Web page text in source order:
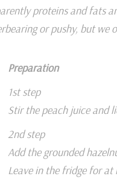
proteins and fats
or pushy, but
Preparation
1st step
Stir the peach juice and
2nd step
Add the grounded
Leave in the fridge for